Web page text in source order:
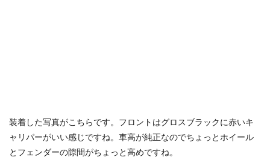
装着した写真がこちらです。フロントはグロスブラックに赤いキ
ャリパーがいい感じですね。車高が純正なのでちょっとホイール
とフェンダーの隙間がちょっと高めですね。